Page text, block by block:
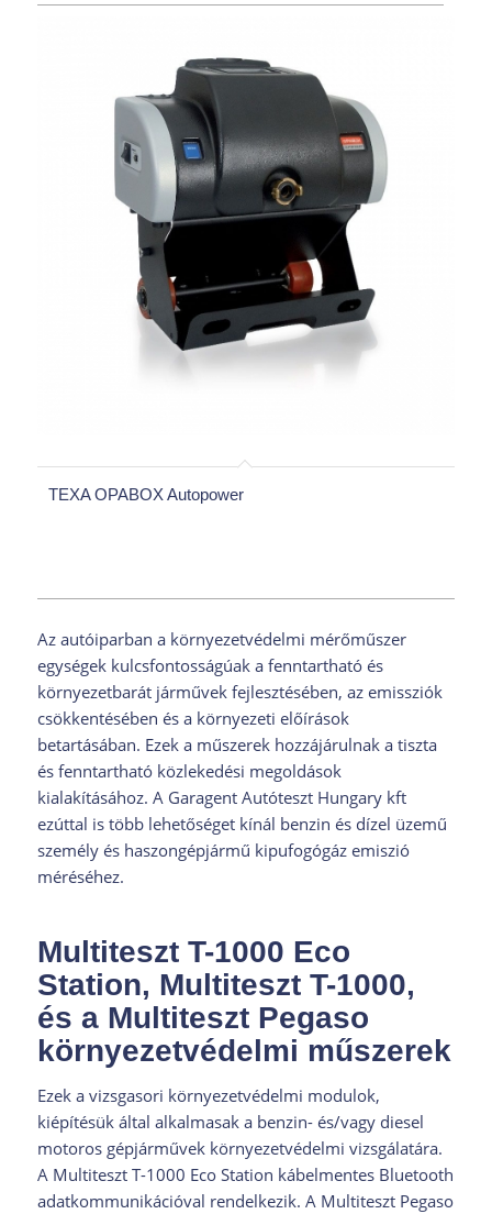
TEXA OPABOX Autopower
Az autóiparban a környezetvédelmi mérőműszer
egységek kulcsfontosságúak a fenntartható és
környezetbarát járművek fejlesztésében, az emissziók
csökkentésében és a környezeti előírások
betartásában. Ezek a műszerek hozzájárulnak a tiszta
és fenntartható közlekedési megoldások
kialakításához. A Garagent Autóteszt Hungary kft
ezúttal is több lehetőséget kínál benzin és dízel üzemű
személy és haszongépjármű kipufogógáz emiszió
méréséhez.
Multiteszt T-1000 Eco
Station, Multiteszt T-1000,
és a Multiteszt Pegaso
környezetvédelmi műszerek
Ezek a vizsgasori környezetvédelmi modulok,
kiépítésük által alkalmasak a benzin- és/vagy diesel
motoros gépjárművek környezetvédelmi vizsgálatára.
A Multiteszt T-1000 Eco Station kábelmentes Bluetooth
adatkommunikációval rendelkezik. A Multiteszt Pegaso